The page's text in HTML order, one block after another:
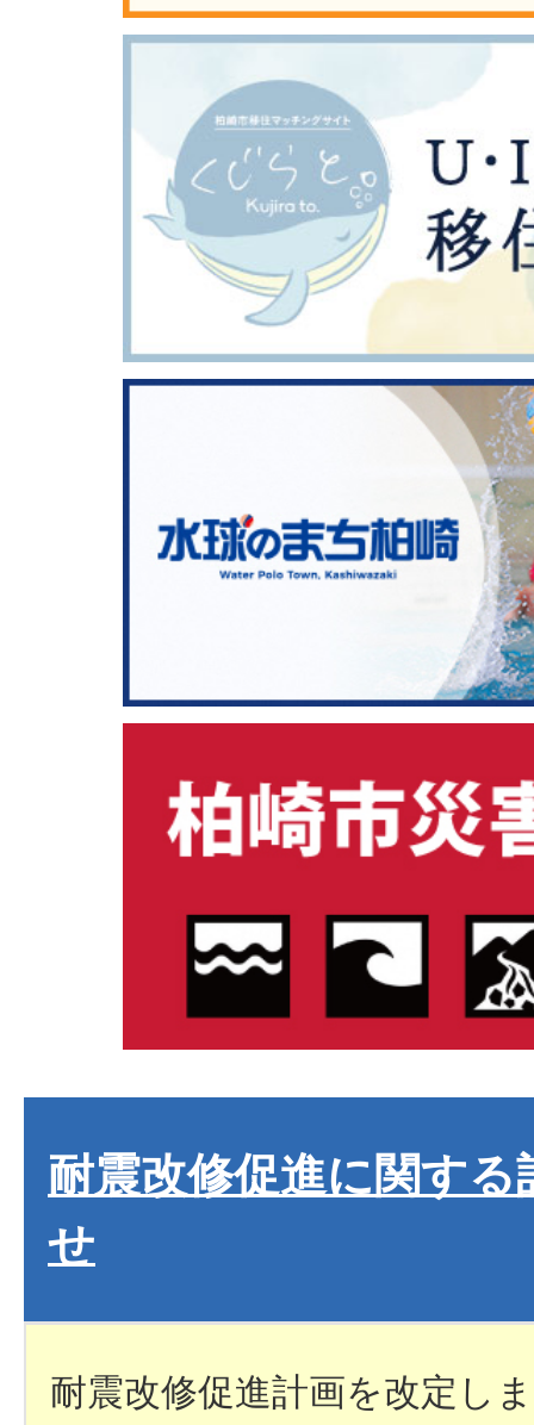
耐震改修促進に関す
せ
耐震改修促進計画を改定し